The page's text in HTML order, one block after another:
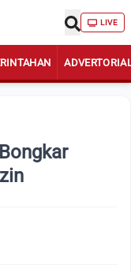
LIVE